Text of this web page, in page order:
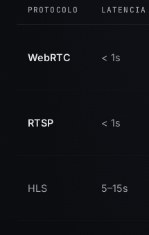
PROTOCOLO LATENCIA
WebRTC < 1s
RTSP < 1s
HLS 5–15s